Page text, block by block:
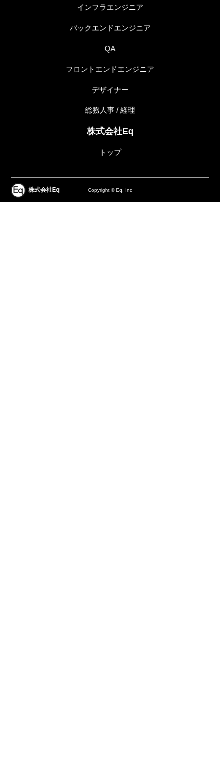
インフラエンジニア
バックエンドエンジニア
QA
フロントエンドエンジニア
デザイナー
総務人事 / 経理
株式会社Eq
トップ
株式会社Eq Copyright © Eq, Inc